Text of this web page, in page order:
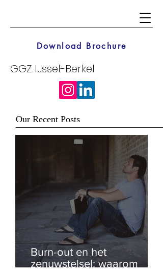
GGZ IJssel-Berkel
Download Brochure
Our Recent Posts
Burn-out en het
zenuwstelsel: waarom